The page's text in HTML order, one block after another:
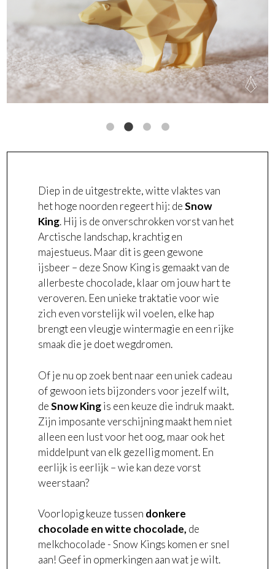
Diep in de uitgestrekte, witte vlaktes van
het hoge noorden regeert hij: deSnow
King. Hij is de onverschrokken vorst van het
Arctische landschap, krachtig en
majestueus. Maar dit is geen gewone
ijsbeer – deze Snow King is gemaakt van de
allerbeste chocolade, klaar om jouw hart te
veroveren. Een unieke traktatie voor wie
zich even vorstelijk wil voelen, elke hap
brengt een vleugje wintermagie en een rijke
smaak die je doet wegdromen.
Of je nu op zoek bent naar een uniek cadeau
of gewoon iets bijzonders voor jezelf wilt,
deSnow Kingis een keuze die indruk maakt.
Zijn imposante verschijning maakt hem niet
alleen een lust voor het oog, maar ook het
middelpunt van elk gezellig moment. En
eerlijk is eerlijk – wie kan deze vorst
weerstaan?
Voorlopig keuze tussen donkere
chocolade en witte chocolade, de
melkchocolade - Snow Kings komen er snel
aan! Geef in opmerkingen aan wat je wilt.